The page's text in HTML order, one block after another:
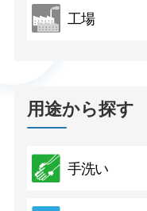
工場
用途から探す
手洗い